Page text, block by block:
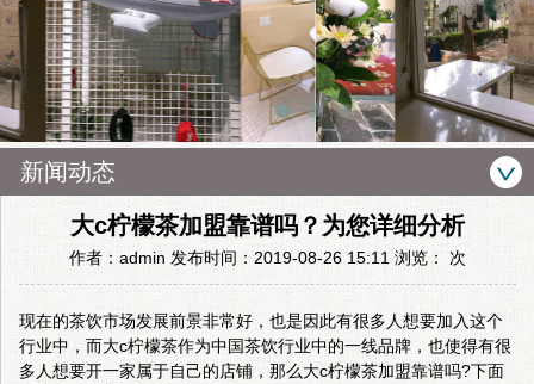
新闻动态
大c柠檬茶加盟靠谱吗？为您详细分析
作者：admin 发布时间：2019-08-26 15:11 浏览： 次
现在的茶饮市场发展前景非常好，也是因此有很多人想要加入这个
行业中，而大c柠檬茶作为中国茶饮行业中的一线品牌，也使得有很
多人想要开一家属于自己的店铺，那么大c柠檬茶加盟靠谱吗?下面